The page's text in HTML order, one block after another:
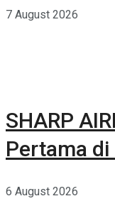
7 August 2026
SHARP
Pertama
6 August 2026